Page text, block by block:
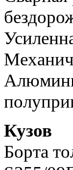
Кузов
Борта